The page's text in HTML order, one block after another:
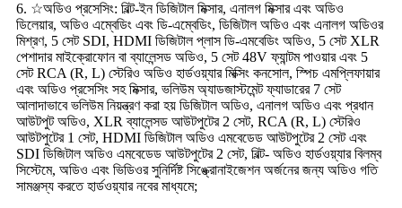
6. ☆অডিও প্রসেসিং: বিল্ট-ইন ডিজিটাল মিক্সার, এনালগ মিক্সার এবং অডিও
ডিলেয়ার, অডিও এম্বেডিং এবং ডি-এম্বেডিং, ডিজিটাল অডিও এবং এনালগ অডিওর
মিশ্রণ, 5 সেট SDI, HDMI ডিজিটাল প্লাস ডি-এমবেডিং অডিও, 5 সেট XLR
পেশাদার মাইক্রোফোন বা ব্যালেন্সড অডিও, 5 সেট 48V ফ্যান্টম পাওয়ার এবং 5
সেট RCA (R, L) স্টেরিও অডিও হার্ডওয়্যার মিক্সিং কনসোল, স্পিচ এমপ্লিফায়ার
এবং অডিও প্রসেসিং সহ মিক্সার, ভলিউম অ্যাডজাস্টমেন্ট ফ্যাডারের 7 সেট
আলাদাভাবে ভলিউম নিয়ন্ত্রণ করা হয় ডিজিটাল অডিও, এনালগ অডিও এবং প্রধান
আউটপুট অডিও, XLR ব্যালেন্সড আউটপুটের 2 সেট, RCA (R, L) স্টেরিও
আউটপুটের 1 সেট, HDMI ডিজিটাল অডিও এমবেডেড আউটপুটের 2 সেট এবং
SDI ডিজিটাল অডিও এমবেডেড আউটপুটের 2 সেট, বিল্ট- অডিও হার্ডওয়্যার বিলম্ব
সিস্টেমে, অডিও এবং ভিডিওর সুনির্দিষ্ট সিঙ্ক্রোনাইজেশন অর্জনের জন্য অডিও গতি
সামঞ্জস্য করতে হার্ডওয়্যার নবের মাধ্যমে;